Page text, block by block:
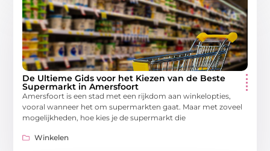
De Ultieme Gids voor het Kiezen van de Beste
Supermarkt in Amersfoort
Amersfoort is een stad met een rijkdom aan winkelopties,
vooral wanneer het om supermarkten gaat. Maar met zoveel
mogelijkheden, hoe kies je de supermarkt die
Winkelen